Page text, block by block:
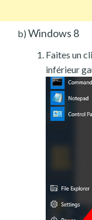
b) Windows 8
Faites un
inférieur